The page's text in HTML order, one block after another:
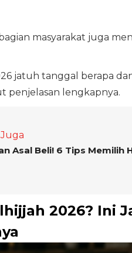
masyarakat juga
jatuh tanggal berapa
penjelasan lengkapnya.
Asal Beli! 6 Tips Memilih
2026? Ini